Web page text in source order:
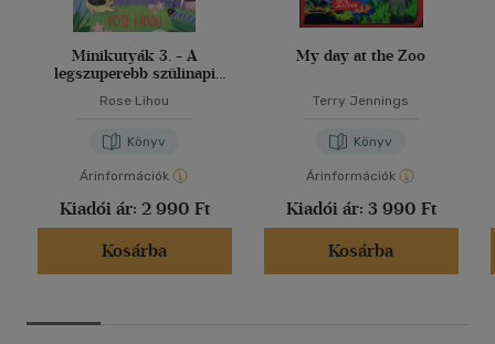
Minikutyák 3. - A
legszuperebb szülinapi
Rose Lihou
Könyv
Árinformációk
Kiadói ár: 2 990 Ft
Kosárba
My day at the Zoo
Terry Jennings
Könyv
Árinformációk
Kiadói ár: 3 990 Ft
Kosárba